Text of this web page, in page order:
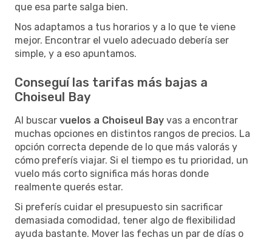
que esa parte salga bien.
Nos adaptamos a tus horarios y a lo que te viene
mejor. Encontrar el vuelo adecuado debería ser
simple, y a eso apuntamos.
Conseguí las tarifas más bajas a
Choiseul Bay
Al buscar vuelos a Choiseul Bay vas a encontrar
muchas opciones en distintos rangos de precios. La
opción correcta depende de lo que más valorás y
cómo preferís viajar. Si el tiempo es tu prioridad, un
vuelo más corto significa más horas donde
realmente querés estar.
Si preferís cuidar el presupuesto sin sacrificar
demasiada comodidad, tener algo de flexibilidad
ayuda bastante. Mover las fechas un par de días o